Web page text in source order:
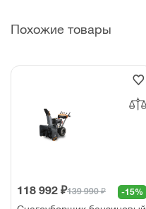
Похожие товары
118 992 ₽139 990 ₽ -15%